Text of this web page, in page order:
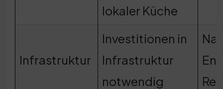
lokaler Küche
Infrastruktur
Investitionen in
Infrastruktur
notwendig